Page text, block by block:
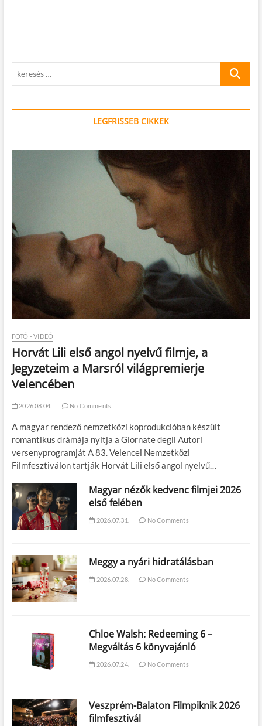
keresés
LEGFRISSEB CIKKEK
FOTÓ - VIDEÓ
Horvát Lili első angol nyelvű filmje, a
Jegyzeteim a Marsról világpremierje
Velencében
2026.08.04. No Comments
A magyar rendező nemzetközi koprodukcióban készült
romantikus drámája nyitja a Giornate degli Autori
versenyprogramját A 83. Velencei Nemzetközi
Filmfesztiválon tartják Horvát Lili első angol nyelvű…
Magyar nézők kedvenc filmjei 2026
első felében
2026.07.31. No Comments
Meggy a nyári hidratálásban
2026.07.28. No Comments
Chloe Walsh: Redeeming 6 –
Megváltás 6 könyvajánló
2026.07.24. No Comments
Veszprém-Balaton Filmpiknik 2026
filmfesztivál